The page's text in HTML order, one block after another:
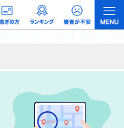
モデルです。 ただし、特定の
／ユーザーへの口コミ収集な
す。